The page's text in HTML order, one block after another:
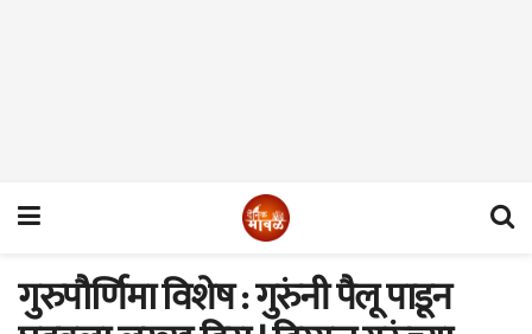
गुरुपौर्णिमा विशेष : गुरुंनी पैलू पाडून